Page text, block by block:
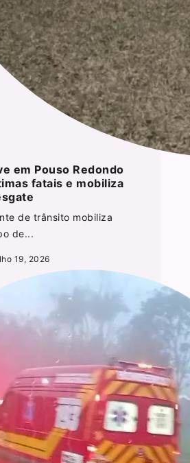
em Pouso Redondo
fatais e mobiliza
de trânsito mobiliza
de...
19, 2026